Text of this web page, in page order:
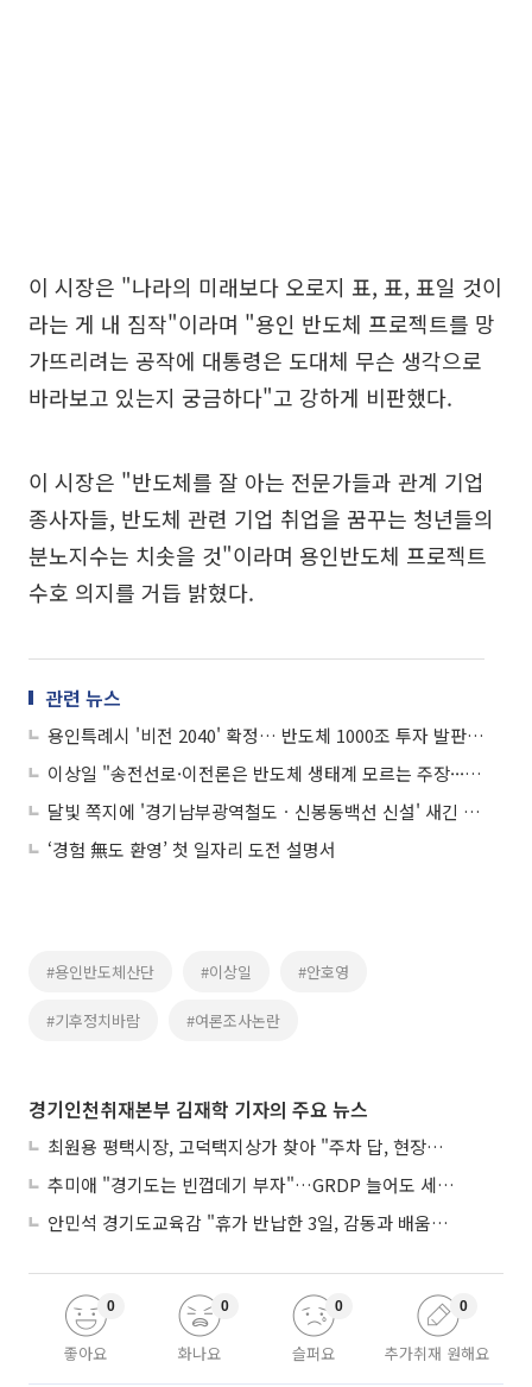
이 시장은 "나라의 미래보다 오로지 표, 표, 표일 것이
라는 게 내 짐작"이라며 "용인 반도체 프로젝트를 망
가뜨리려는 공작에 대통령은 도대체 무슨 생각으로
바라보고 있는지 궁금하다"고 강하게 비판했다.
이 시장은 "반도체를 잘 아는 전문가들과 관계 기업
종사자들, 반도체 관련 기업 취업을 꿈꾸는 청년들의
분노지수는 치솟을 것"이라며 용인반도체 프로젝트
수호 의지를 거듭 밝혔다.
관련 뉴스
용인특례시 '비전 2040' 확정… 반도체 1000조 투자 발판, 글로벌 첨단도시 로드맵 짠다
이상일 "송전선로·이전론은 반도체 생태계 모르는 주장···여론몰이로 국가경쟁력 약화"
달빛 쪽지에 '경기남부광역철도ㆍ신봉동백선 신설' 새긴 이상일..."반도체 흔들리면 철도도 흔들린다.시민이 막아달라"
‘경험 無도 환영’ 첫 일자리 도전 설명서
#용인반도체산단 #이상일 #안호영
#기후정치바람 #여론조사논란
경기인천취재본부 김재학 기자의 주요 뉴스
최원용 평택시장, 고덕택지상가 찾아 "주차 답, 현장에 있다"
추미애 "경기도는 빈껍데기 부자"…GRDP 늘어도 세입은 그대로
안민석 경기도교육감 "휴가 반납한 3일, 감동과 배움이었다"
좋아요
0
화나요
0
슬퍼요
0
추가취재 원해요
0